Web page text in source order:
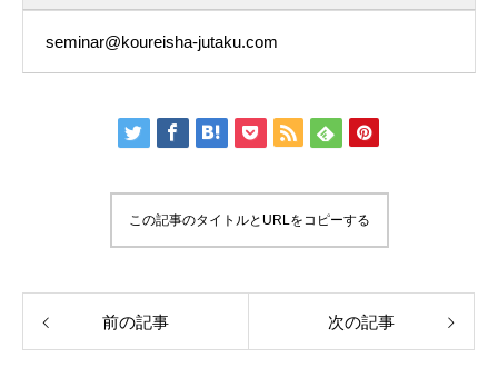
seminar@koureisha-jutaku.com
この記事のタイトルとURLをコピーする
前の記事 次の記事